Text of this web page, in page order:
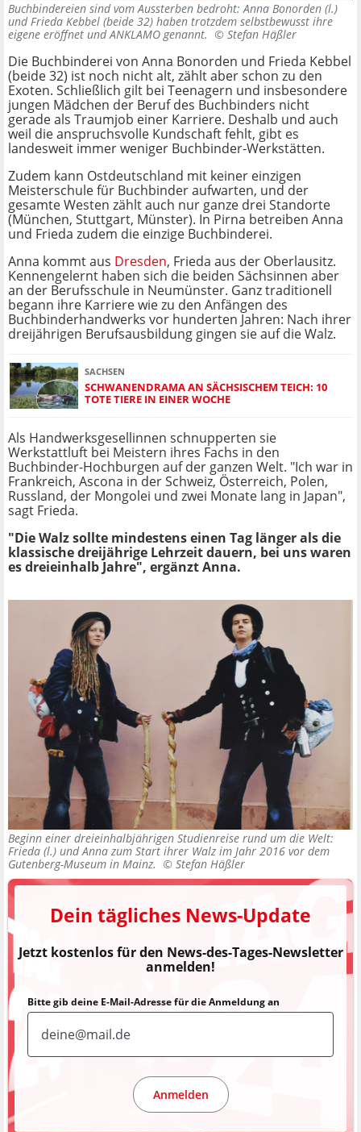
Buchbindereien sind vom Aussterben bedroht: Anna Bonorden (l.)
und Frieda Kebbel (beide 32) haben trotzdem selbstbewusst ihre
eigene eröffnet und ANKLAMO genannt. © Stefan Häßler
Die Buchbinderei von Anna Bonorden und Frieda Kebbel
(beide 32) ist noch nicht alt, zählt aber schon zu den
Exoten. Schließlich gilt bei Teenagern und insbesondere
jungen Mädchen der Beruf des Buchbinders nicht
gerade als Traumjob einer Karriere. Deshalb und auch
weil die anspruchsvolle Kundschaft fehlt, gibt es
landesweit immer weniger Buchbinder-Werkstätten.
Zudem kann Ostdeutschland mit keiner einzigen
Meisterschule für Buchbinder aufwarten, und der
gesamte Westen zählt auch nur ganze drei Standorte
(München, Stuttgart, Münster). In Pirna betreiben Anna
und Frieda zudem die einzige Buchbinderei.
Anna kommt aus Dresden, Frieda aus der Oberlausitz.
Kennengelernt haben sich die beiden Sächsinnen aber
an der Berufsschule in Neumünster. Ganz traditionell
begann ihre Karriere wie zu den Anfängen des
Buchbinderhandwerks vor hunderten Jahren: Nach ihrer
dreijährigen Berufsausbildung gingen sie auf die Walz.
SACHSEN
SCHWANENDRAMA AN SÄCHSISCHEM TEICH: 10
TOTE TIERE IN EINER WOCHE
Als Handwerksgesellinnen schnupperten sie
Werkstattluft bei Meistern ihres Fachs in den
Buchbinder-Hochburgen auf der ganzen Welt. "Ich war in
Frankreich, Ascona in der Schweiz, Österreich, Polen,
Russland, der Mongolei und zwei Monate lang in Japan",
sagt Frieda.
"Die Walz sollte mindestens einen Tag länger als die
klassische dreijährige Lehrzeit dauern, bei uns waren
es dreieinhalb Jahre", ergänzt Anna.
Beginn einer dreieinhalbjährigen Studienreise rund um die Welt:
Frieda (l.) und Anna zum Start ihrer Walz im Jahr 2016 vor dem
Gutenberg-Museum in Mainz. © Stefan Häßler
Dein tägliches News-Update
Jetzt kostenlos für den News-des-Tages-Newsletter
anmelden!
Bitte gib deine E-Mail-Adresse für die Anmeldung an
Anmelden